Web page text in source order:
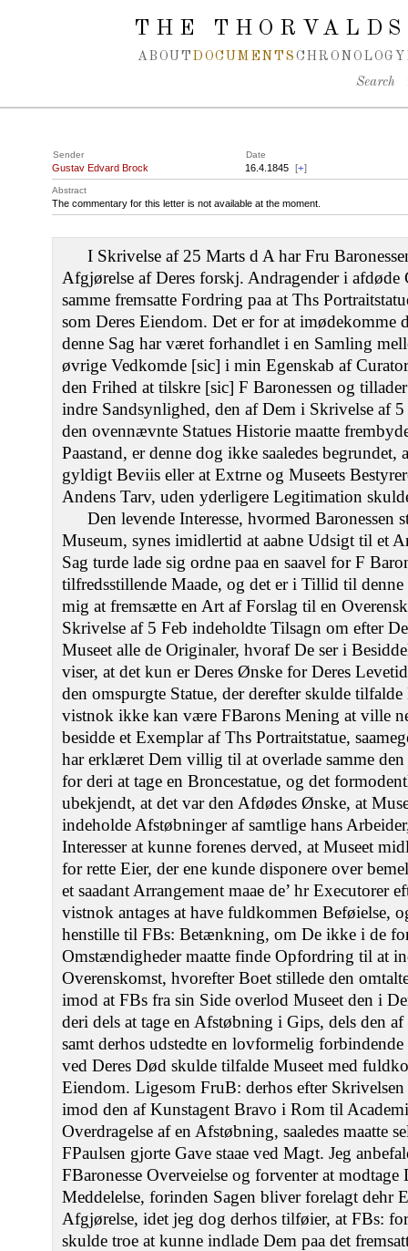
Spring navigation over
THE
ABOUT DOCUMENTS CHRONOLOGY
Search
Sender Date
Gustav Edvard Brock 16.4.1845 [+]
Abstract
The commentary for this letter is not available at the moment.
I Skrivelse af 25 Marts d A har Fru
Afgjørelse af Deres forskj. Andragender i
samme fremsatte Fordring paa at Ths
som Deres Eiendom. Det er for at imødekomme
denne Sag har været forhandlet i en Samling
øvrige Vedkomde [sic] i min Egenskab af
den Frihed at tilskre [sic] F Baronessen og
indre Sandsynlighed, den af Dem i Skrivelse af
den ovennævnte Statues Historie maatte
Paastand, er denne dog ikke saaledes
gyldigt Beviis eller at Extrne og Museets
Andens Tarv, uden yderligere Legitimation
Den levende Interesse, hvormed Baronessen
Museum, synes imidlertid at aabne Udsigt til et
Sag turde lade sig ordne paa en saavel for F
tilfredsstillende Maade, og det er i Tillid til denne
mig at fremsætte en Art af Forslag til en
Skrivelse af 5 Feb indeholdte Tilsagn om efter
Museet alle de Originaler, hvoraf De ser i
viser, at det kun er Deres Ønske for Deres
den omspurgte Statue, der derefter skulde
vistnok ikke kan være FBarons Mening at ville
besidde et Exemplar af Ths Portraitstatue,
har erklæret Dem villig til at overlade samme
for deri at tage en Broncestatue, og det
ubekjendt, at det var den Afdødes Ønske, at
indeholde Afstøbninger af samtlige hans
Interesser at kunne forenes derved, at Museet
for rette Eier, der ene kunde disponere over
et saadant Arrangement maae de’ hr Executorer
vistnok antages at have fuldkommen Beføielse,
henstille til FBs: Betænkning, om De ikke i de
Omstændigheder maatte finde Opfordring til at
Overenskomst, hvorefter Boet stillede den
imod at FBs fra sin Side overlod Museet den i
deri dels at tage en Afstøbning i Gips, dels den
samt derhos udstedte en lovformelig
ved Deres Død skulde tilfalde Museet med
Eiendom. Ligesom FruB: derhos efter
imod den af Kunstagent Bravo i Rom til
Overdragelse af en Afstøbning, saaledes maatte
FPaulsen gjorte Gave staae ved Magt. Jeg
FBaronesse Overveielse og forventer at modtage
Meddelelse, forinden Sagen bliver forelagt dehr
Afgjørelse, idet jeg dog derhos tilføier, at FBs:
skulde troe at kunne indlade Dem paa det